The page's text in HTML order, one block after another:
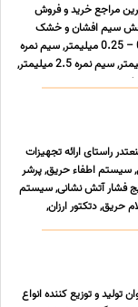
مراجع خرید و فروش
پخش سیم افشان و خشک
مسی, سیم خشک مسی, سیم نمره 0.75 – 0.25 میلیمتر, سیم نمره
1.5 – 1 میلیمتر, سیم نمره 10 – 4 میلیمتر, سیم نمره 2.5 میلیمتر,
راستای ارائه تجهیزات
سیستم اطفاء حریق, پرشر
فشار آتش نشانی, سیستم
حریق, دتکتور ارزان,
...
و توزیع کننده انواع